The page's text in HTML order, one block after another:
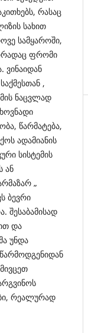
რასაც
სახით
სამყაროში,
ფრომი
ვინაიდან
,
ნაცვლად
წარმატება,
ადამიანის
სისტემის
ან
„
ბევრი
შესაბამისად
და
უნდა
რეალურად